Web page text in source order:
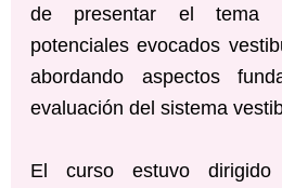
de presentar el tema
potenciales evocados
abordando aspectos
evaluación del sistema
El curso estuvo